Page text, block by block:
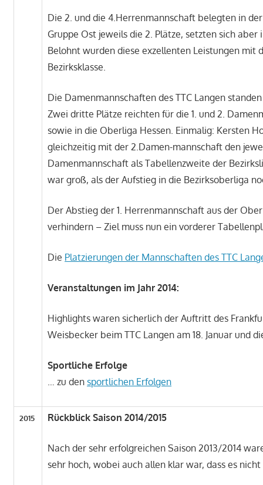
Die 2. und die 4.Herrenmannschaft belegten in
Gruppe Ost jeweils die 2. Plätze, setzten sich
Belohnt wurden diese exzellenten Leistungen mit
Bezirksklasse.
Die Damenmannschaften des TTC Langen
Zwei dritte Plätze reichten für die 1. und 2.
sowie in die Oberliga Hessen. Einmalig: Kersten
gleichzeitig mit der 2.Damen-mannschaft den
Damenmannschaft als Tabellenzweite der
war groß, als der Aufstieg in die Bezirksoberliga
Der Abstieg der 1. Herrenmannschaft aus der
verhindern – Ziel muss nun ein vorderer
Die Platzierungen der Mannschaften des TTC
Veranstaltungen im Jahr 2014:
Highlights waren sicherlich der Auftritt des
Weisbecker beim TTC Langen am 18. Januar und
Sportliche Erfolge
… zu densportlichen Erfolgen
2015 Rückblick Saison 2014/2015
Nach der sehr erfolgreichen Saison 2013/2014
sehr hoch, wobei auch allen klar war, dass es